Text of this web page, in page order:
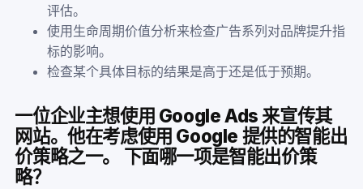
评估。
使用生命周期价值分析来检查广告系列对品牌提升指
标的影响。
检查某个具体目标的结果是高于还是低于预期。
一位企业主想使用 Google Ads 来宣传其
网站。他在考虑使用 Google 提供的智能出
价策略之一。 下面哪一项是智能出价策
略？